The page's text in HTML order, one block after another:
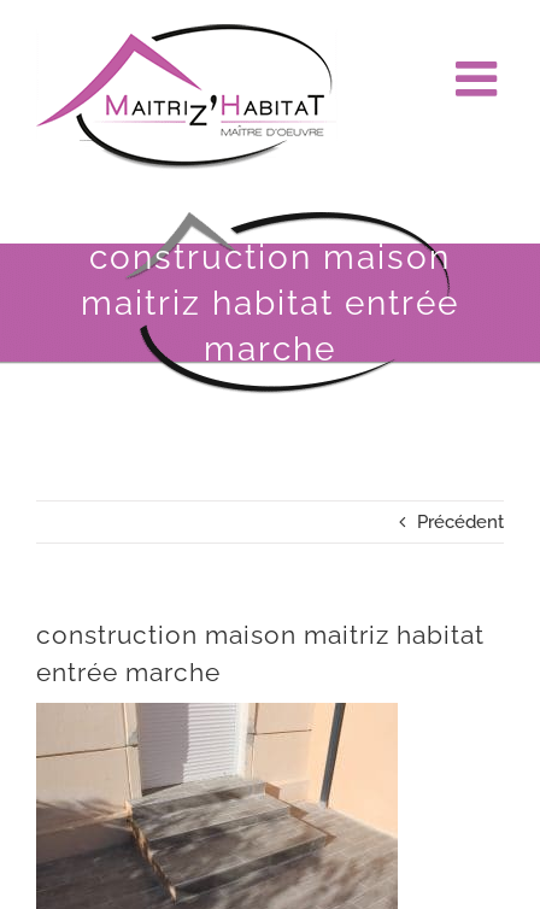
contenu
construction maison
maitriz habitat entrée
marche
Précédent
construction maison maitriz habitat
entrée marche